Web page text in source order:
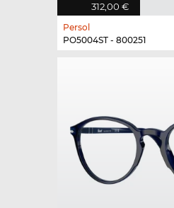
312,00 €
Persol
PO5004ST - 800251